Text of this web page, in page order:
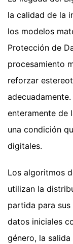
la calidad de la
los modelos
Protección de
procesamiento
reforzar
enteramente de
una condición
digitales.
Los algoritmos
utilizan la
partida para
datos iniciales
género, la